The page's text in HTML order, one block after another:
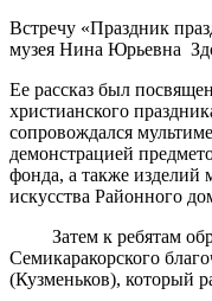
Встречу «Праздник
музея Нина Юрьевна
Ее рассказ был
христианского
сопровождался
демонстрацией
фонда, а также изделий
искусства Районного
Затем к ребятам
Семикаракорского
(Кузменьков), который